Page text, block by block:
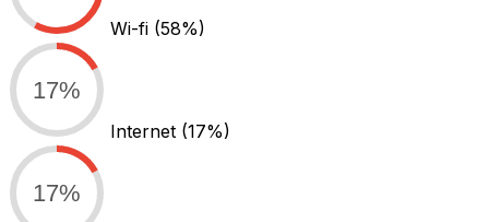
Wi-fi (58%)
17%
Internet (17%)
17%